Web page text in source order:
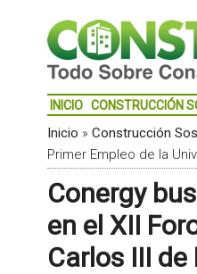
INICIO CONSTRUCCIÓN
Inicio » Construcción
Primer Empleo de la
Conergy
en el XII
Carlos III de